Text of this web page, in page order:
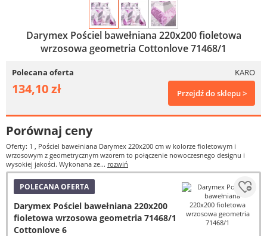
Darymex Pościel bawełniana 220x200 fioletowa
wrzosowa geometria Cottonlove 71468/1
Polecana oferta KARO
134,10 zł Przejdź do sklepu >
Porównaj ceny
Oferty: 1 , Pościel bawełniana Darymex 220x200 cm w kolorze fioletowym i
wrzosowym z geometrycznym wzorem to połączenie nowoczesnego designu i
wysokiej jakości. Wykonana ze... rozwiń
POLECANA OFERTA
Darymex Pościel bawełniana 220x200
fioletowa wrzosowa geometria 71468/1
Cottonlove 6